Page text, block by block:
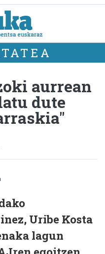
aurrean
dute
Uribe Kosta
lagun